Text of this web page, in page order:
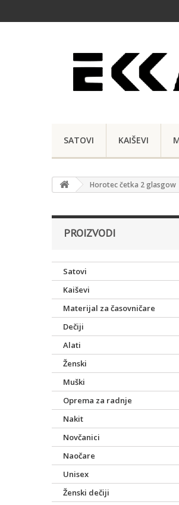
SATOVI KAIŠEVI
Horotec četka 2 glasgow
PROIZVODI
Satovi
Kaiševi
Materijal za časovničare
Dečiji
Alati
Ženski
Muški
Oprema za radnje
Nakit
Novčanici
Naočare
Unisex
Ženski dečiji